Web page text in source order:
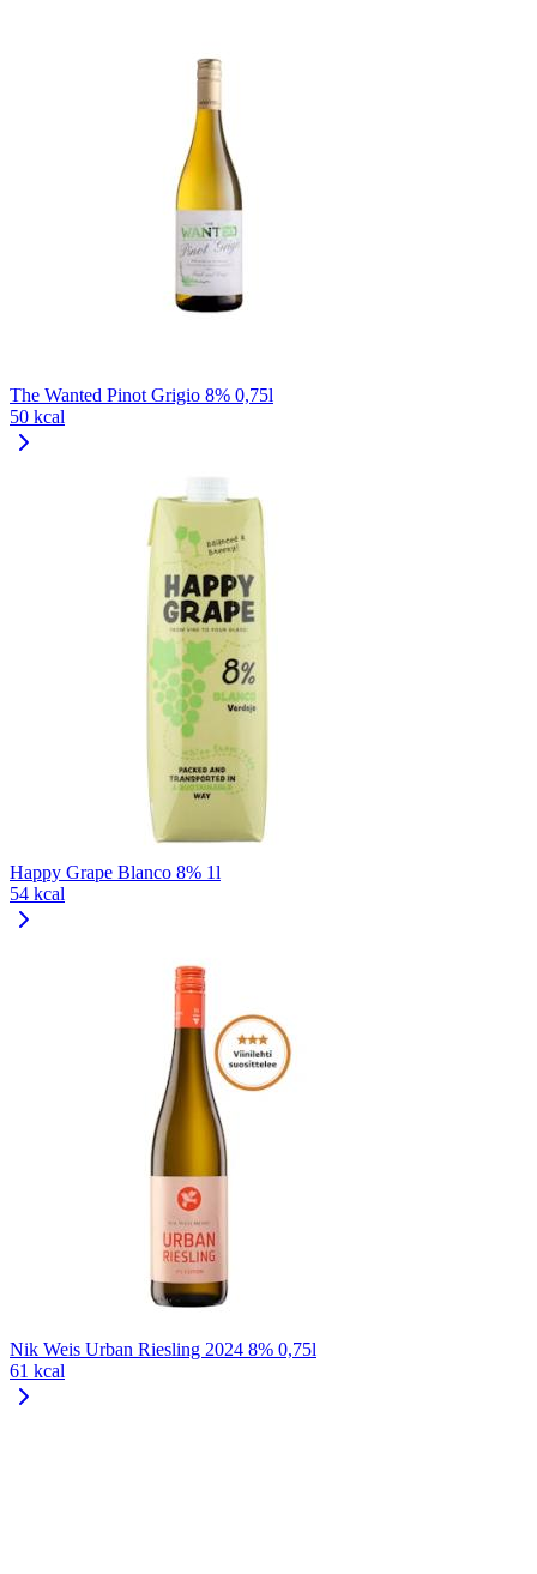
The Wanted Pinot Grigio 8% 0,75l
50 kcal
Happy Grape Blanco 8% 1l
54 kcal
Nik Weis Urban Riesling 2024 8% 0,75l
61 kcal